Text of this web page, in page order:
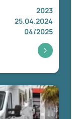
2023
25.04.2024
04/2025